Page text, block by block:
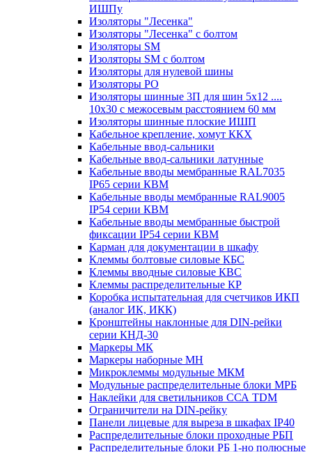
ИШПу
Изоляторы "Лесенка"
Изоляторы "Лесенка" с болтом
Изоляторы SM
Изоляторы SM c болтом
Изоляторы для нулевой шины
Изоляторы РО
Изоляторы шинные 3П для шин 5х12 ....
10х30 с межосевым расстоянием 60 мм
Изоляторы шинные плоские ИШП
Кабельное крепление, хомут ККХ
Кабельные ввод-сальники
Кабельные ввод-сальники латунные
Кабельные вводы мембранные RAL7035
IP65 серии КВМ
Кабельные вводы мембранные RAL9005
IP54 серии КВМ
Кабельные вводы мембранные быстрой
фиксации IP54 серии КВМ
Карман для документации в шкафу
Клеммы болтовые силовые КБС
Клеммы вводные силовые КВС
Клеммы распределительные КР
Коробка испытательная для счетчиков ИКП
(аналог ИК, ИКК)
Кронштейны наклонные для DIN-рейки
серии КНД-30
Маркеры МК
Маркеры наборные МН
Микроклеммы модульные МКМ
Модульные распределительные блоки МРБ
Наклейки для светильников ССА TDM
Ограничители на DIN-рейку
Панели лицевые для выреза в шкафах IP40
Распределительные блоки проходные РБП
Распределительные блоки РБ 1-но полюсные